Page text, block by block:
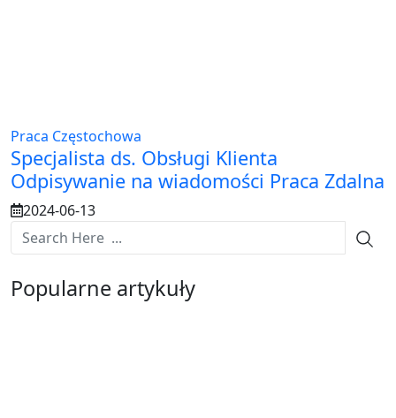
Praca Częstochowa
Specjalista ds. Obsługi Klienta
Odpisywanie na wiadomości Praca Zdalna
2024-06-13
Popularne artykuły